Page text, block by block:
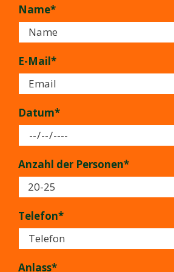
Name*
E-Mail*
Datum*
Anzahl der Personen*
Telefon*
Anlass*